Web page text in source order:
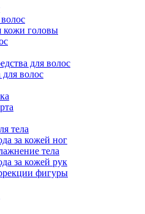
кожи головы
для волос
волос
тела
за кожей ног
тела
за кожей рук
фигуры